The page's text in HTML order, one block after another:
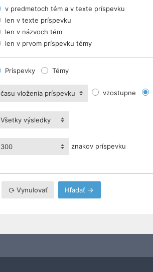
v predmetoch tém a v texte príspevku
len v texte príspevku
len v názvoch tém
len v prvom príspevku témy
Príspevky Témy
času vloženia príspevku vzostupne
Všetky výsledky
300 znakov príspevku
Vynulovať Hľadať